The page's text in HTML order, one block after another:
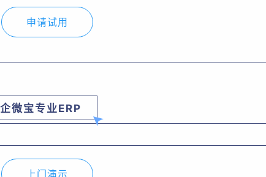
申请试用
企微宝专业ERP
上门演示